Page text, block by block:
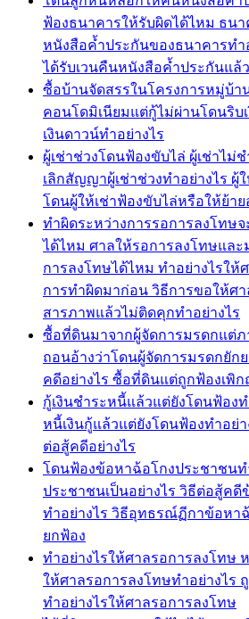
ฟ้องธนาคารให้รับผิดได้ไหม ธนา
หนังสือค้ำประกันของธนาคารทำ
ได้รับเวนคืนหนังสือค้ำประกันแล้
ซื้อบ้านจัดสรรในโครงการหมู่บ้า
คอนโดมิเนียมแต่กู้ไม่ผ่านโดนริบเ
เงินดาวน์ทำอย่างไร
ผู้เช่าช่วงโดนฟ้องขับไล่ ผู้เช่าไม่
เลิกสัญญาผู้เช่าช่วงทำอย่างไร ผู้
โดนผู้ให้เช่าฟ้องขับไล่หรือให้ย้าย
ทำผิดระหว่างการรอการลงโทษ
ได้ไหม ศาลให้รอการลงโทษแล
การลงโทษได้ไหม ทำอย่างไรให้
การทำผิดมาก่อน วิธีการขอให้ศ
สารภาพแล้วไม่ติดคุกทำอย่างไร
ซื้อที่ดินมาจากผู้จัดการมรดกแต่ภ
ถอนอ้างว่าโดนผู้จัดการมรดกยัก
คดีอย่างไร ซื้อที่ดินแต่ถูกฟ้องเพิก
กู้เงินชำระหนี้แล้วแต่ยังโดนฟ้องท
หนี้เงินกู้แล้วแต่ยังโดนฟ้องทำอย่
ต่อสู้คดีอย่างไร
โดนฟ้องข้อหาฉ้อโกงประชาชนท
ประชาชนเป็นอย่างไร วิธีต่อสู้ค
ทำอย่างไร วิธีอุทธรณ์ฏีกาข้อหา
ยกฟ้อง
ทำอย่างไรให้ศาลรอการลงโทษ
ให้ศาลรอการลงโทษทำอย่างไร
ทำอย่างไรให้ศาลรอการลงโทษ